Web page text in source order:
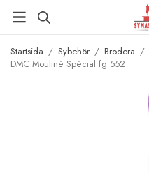
Startsida / Sybehör / Brodera /
DMC Mouliné Spécial fg 552